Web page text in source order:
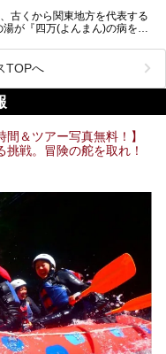
っぷりとご紹介します！
古くから関東地方を代表する
が『四万(よんまん)の病を癒
す。
置し、秘境感漂う老舗宿。泉
評があり、知る人ぞ知る穴場
泊し、自慢の温泉をはじめ食
宿の全貌を徹底紹介します。
TOPへ
＆ツアー写真無料！】
戦。冒険の舵を取れ！